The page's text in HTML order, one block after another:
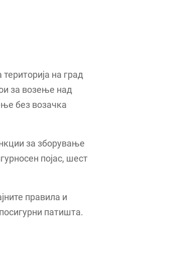
на град
за возење над
без возачка
за зборување
појас, шест
правила и
патишта.